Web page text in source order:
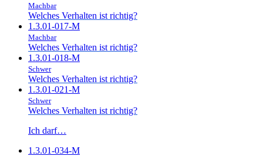
Machbar
Welches Verhalten ist richtig?
1.3.01-017-M
Machbar
Welches Verhalten ist richtig?
1.3.01-018-M
Schwer
Welches Verhalten ist richtig?
1.3.01-021-M
Schwer
Welches Verhalten ist richtig?
Ich darf…
1.3.01-034-M